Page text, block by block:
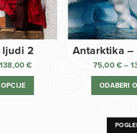
ljudi 2
138,00€
Antarktika
75,00 € –
ODABERI